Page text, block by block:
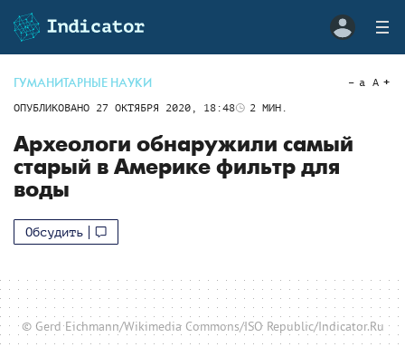
ГУМАНИТАРНЫЕ НАУКИ
ОПУБЛИКОВАНО 27 ОКТЯБРЯ 2020, 18:48 2 МИН.
a A
Археологи обнаружили самый
старый в Америке фильтр для
воды
Обсудить
© Gerd Eichmann/Wikimedia Commons/ISO Republic/Indicator.Ru